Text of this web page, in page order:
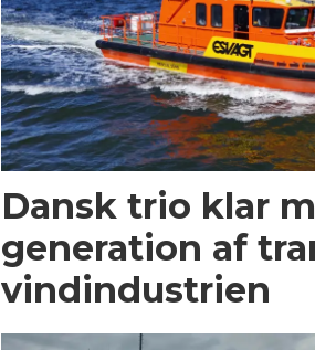
Dansk trio klar
generation af
vindindustrien